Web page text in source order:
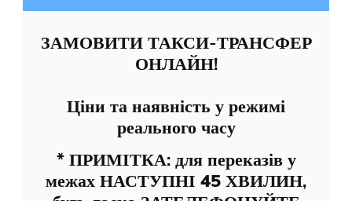
ЗАМОВИТИ ТАКСИ-ТРАНСФЕР
ОНЛАЙН!
Ціни та наявність у режимі
реального часу
* ПРИМІТКА: для переказів у
межах НАСТУПНІ 45 ХВИЛИН,